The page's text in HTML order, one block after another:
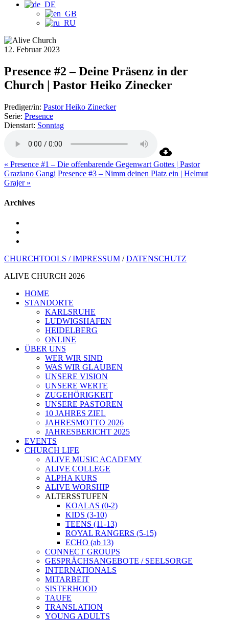
12. Februar 2023
Presence #2 – Deine Präsenz in der
Church | Pastor Heiko Zinecker
Prediger/in: Pastor Heiko Zinecker
Serie: Presence
Dienstart: Sonntag
« Presence #1 – Die offenbarende Gegenwart Gottes | Pastor
Graziano Gangi Presence #3 – Nimm deinen Platz ein | Helmut
Grajer »
Archives
CHURCHTOOLS /IMPRESSUM /DATENSCHUTZ
ALIVE CHURCH 2026
Menü
schließen
HOME
STANDORTE
KARLSRUHE
LUDWIGSHAFEN
HEIDELBERG
ONLINE
ÜBER UNS
WER WIR SIND
WAS WIR GLAUBEN
UNSERE VISION
UNSERE WERTE
ZUGEHÖRIGKEIT
UNSERE PASTOREN
10 JAHRES ZIEL
JAHRESMOTTO 2026
JAHRESBERICHT 2025
EVENTS
CHURCH LIFE
ALIVE MUSIC ACADEMY
ALIVE COLLEGE
ALPHA KURS
ALIVE WORSHIP
ALTERSSTUFEN
KOALAS (0-2)
KIDS (3-10)
TEENS (11-13)
ROYAL RANGERS (5-15)
ECHO (ab 13)
CONNECT GROUPS
GESPRÄCHSANGEBOTE / SEELSORGE
INTERNATIONALS
MITARBEIT
SISTERHOOD
TAUFE
TRANSLATION
YOUNG ADULTS